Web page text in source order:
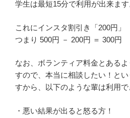
学生は最短15分で利用が出来ます
これにインスタ割引き「200円」
つまり 500円 － 200円 ＝ 300円
なお、ボランティア料金とある
すので、本当に相談したい！と
すから、以下のような輩は利用で
・悪い結果が出ると怒る方！